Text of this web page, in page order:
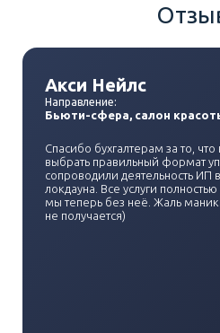
Акси Нейлс
Направление:
Бьюти-сфера, салон
Спасибо бухгалтерам за то,
выбрать правильный формат
сопроводили деятельность ИП
локдауна. Все услуги
мы теперь без неё. Жаль
не получается)